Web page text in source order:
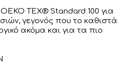
TEX® Standard 100 για
γεγονός που το καθιστά
ακόμα και για τα πιο